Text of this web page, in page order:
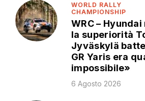
WORLD RALLY
CHAMPIONSHIP
WRC –
la superiorità
Jyväskylä
GR Yaris era
impossibile»
6 Agosto 2026